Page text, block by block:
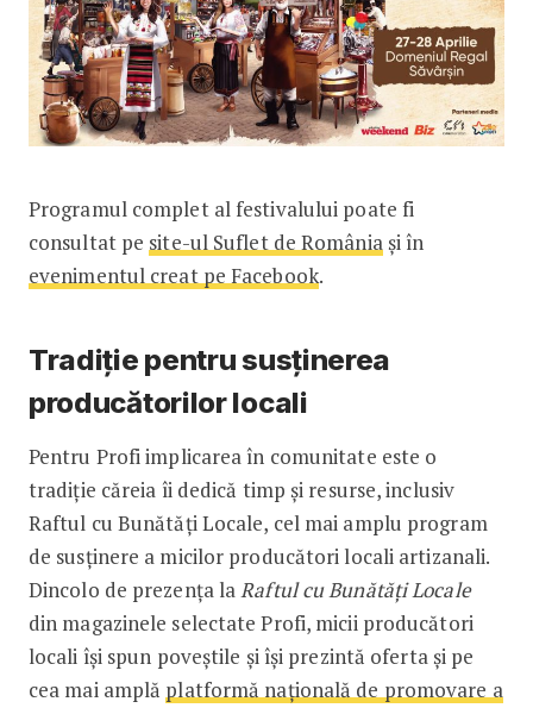
Programul complet al festivalului poate fi
consultat pe site-ul Suflet de Româniași în
evenimentul creat pe Facebook.
Tradiție pentru susținerea
producătorilor locali
Pentru Profi implicarea în comunitate este o
tradiție căreia îi dedică timp și resurse, inclusiv
Raftul cu Bunătăți Locale, cel mai amplu program
de susținere a micilor producători locali artizanali.
Dincolo de prezența laRaftul cu Bunătăți Locale
din magazinele selectate Profi, micii producători
locali își spun poveștile și își prezintă oferta și pe
cea mai amplă platformă națională de promovare a